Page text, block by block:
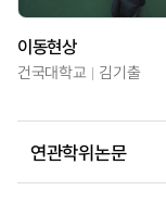
이동현상
건국대학교 김기출
연관학위논문